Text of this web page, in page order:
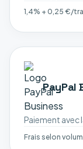
1,4% + 0,25 €/
PayPal
Paiement avec
Frais selon